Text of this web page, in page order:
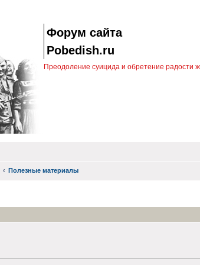
Форум сайта
Pobedish.ru
Преодоление суицида и обретение радости
Полезные материалы